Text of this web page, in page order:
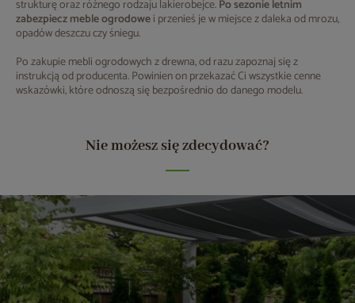
strukturę oraz różnego rodzaju lakierobejce.Po sezonie letnim
zabezpiecz meble ogrodowei przenieś je w miejsce z daleka od mrozu,
opadów deszczu czy śniegu.
Po zakupie mebli ogrodowych z drewna, od razu zapoznaj się z
instrukcją od producenta. Powinien on przekazać Ci wszystkie cenne
wskazówki, które odnoszą się bezpośrednio do danego modelu.
Nie możesz się zdecydować?